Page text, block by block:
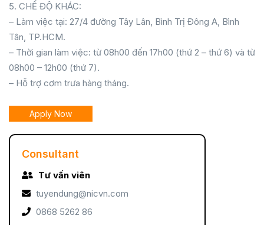
5. CHẾ ĐỘ KHÁC:
– Làm việc tại: 27/4 đường Tây Lân, Bình Trị Đông A, Bình
Tân, TP.HCM.
– Thời gian làm việc: từ 08h00 đến 17h00 (thứ 2 – thứ 6) và từ
08h00 – 12h00 (thứ 7).
– Hỗ trợ cơm trưa hàng tháng.
Apply Now
Consultant
Tư vấn viên
tuyendung@nicvn.com
0868 5262 86